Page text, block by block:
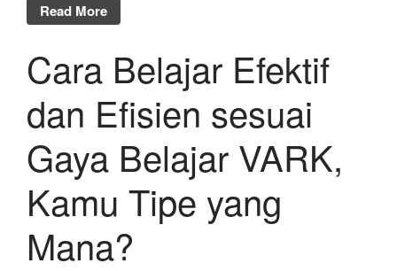
Read More
Cara Belajar Efektif
dan Efisien sesuai
Gaya Belajar VARK,
Kamu Tipe yang
Mana?